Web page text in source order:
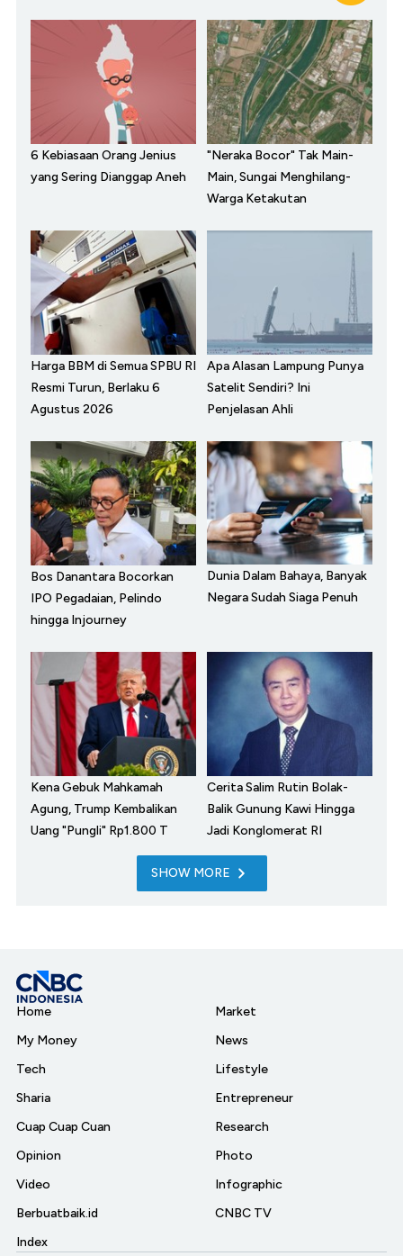
6 Kebiasaan Orang Jenius
yang Sering Dianggap Aneh
"Neraka Bocor" Tak Main-
Main, Sungai Menghilang-
Warga Ketakutan
Harga BBM di Semua SPBU RI
Resmi Turun, Berlaku 6
Agustus 2026
Apa Alasan Lampung Punya
Satelit Sendiri? Ini
Penjelasan Ahli
Bos Danantara Bocorkan
IPO Pegadaian, Pelindo
hingga Injourney
Dunia Dalam Bahaya, Banyak
Negara Sudah Siaga Penuh
Kena Gebuk Mahkamah
Agung, Trump Kembalikan
Uang "Pungli" Rp1.800 T
Cerita Salim Rutin Bolak-
Balik Gunung Kawi Hingga
Jadi Konglomerat RI
SHOW MORE
Home
My Money
Tech
Sharia
Cuap Cuap Cuan
Opinion
Video
Berbuatbaik.id
Index
Market
News
Lifestyle
Entrepreneur
Research
Photo
Infographic
CNBC TV